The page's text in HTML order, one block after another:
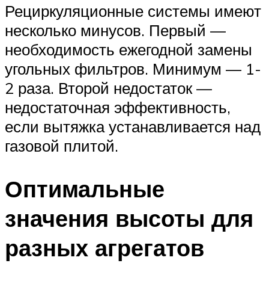
Рециркуляционные системы имеют
несколько минусов. Первый —
необходимость ежегодной замены
угольных фильтров. Минимум — 1-
2 раза. Второй недостаток —
недостаточная эффективность,
если вытяжка устанавливается над
газовой плитой.
Оптимальные
значения высоты для
разных агрегатов